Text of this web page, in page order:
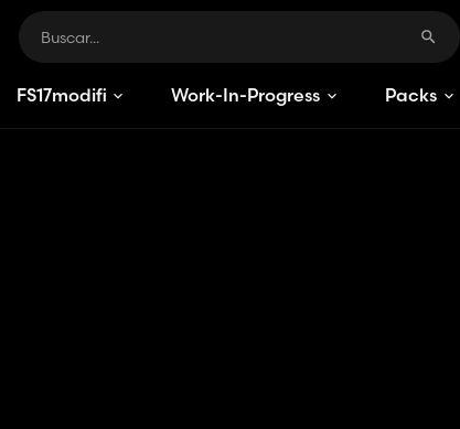
FS15modificacionesWork-In-Progress Packs